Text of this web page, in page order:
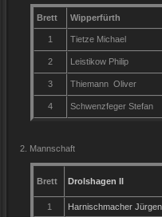
Brett Wipperfürth
1 Tietze Michael
2 Leistikow Philip
3 Thiemann Oliver
4 Schwenzfeger Stefan
2. Mannschaft
Brett Drolshagen II
1 Harnischmacher Jürgen